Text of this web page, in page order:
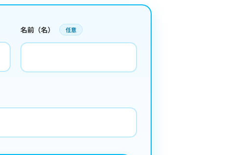
名前（名） 任意